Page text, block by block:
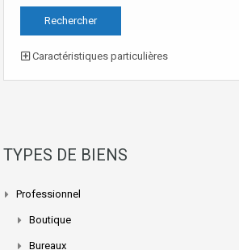
Caractéristiques particulières
TYPES DE BIENS
Professionnel
Boutique
Bureaux